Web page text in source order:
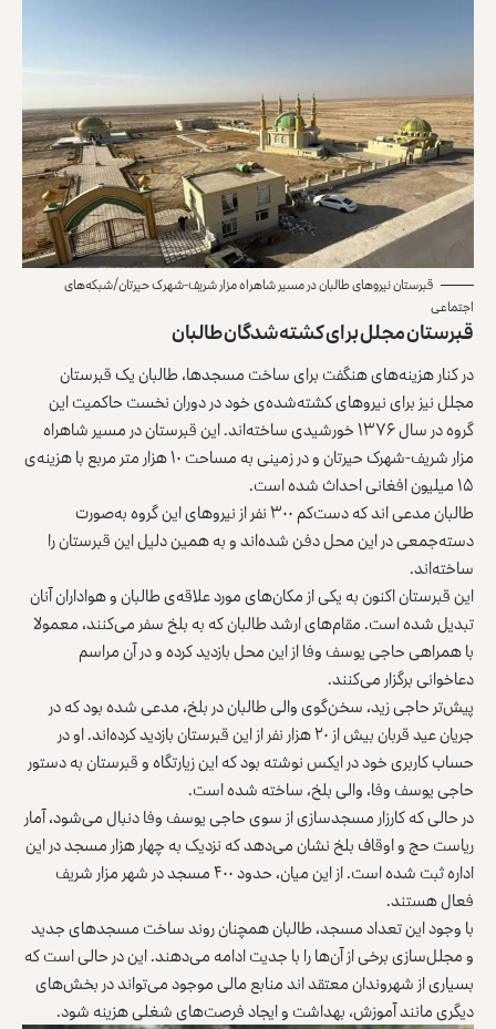
قبرستان نیروهای طالبان در مسیر شاهراه مزار شریف-شهرک حیرتان/شبکه‌های
اجتماعی
قبرستان مجلل برای کشته‌‌شدگان طالبان
در کنار هزینه‌های هنگفت برای ساخت مسجدها، طالبان یک قبرستان
مجلل نیز برای نیروهای کشته‌‌شده‌ی خود در دوران نخست حاکمیت این
گروه در سال ۱۳۷۶ خورشیدی ساخته‌اند. این قبرستان در مسیر شاهراه
مزار شریف-شهرک حیرتان و در زمینی به مساحت ۱۰ هزار متر مربع با هزینه‌ی
۱۵ میلیون افغانی احداث شده است.
طالبان مدعی‌ اند که دست‌کم ۳۰۰ نفر از نیروهای این گروه به‌‌صورت
دسته‌‌جمعی در این محل دفن شده‌اند و به همین دلیل این قبرستان را
ساخته‌اند.
این قبرستان اکنون به یکی از مکان‌های مورد علاقه‌ی طالبان و هواداران آنان
تبدیل شده است. مقام‌های ارشد طالبان که به بلخ سفر می‌کنند، معمولا
با همراهی حاجی یوسف وفا از این محل بازدید کرده و در آن مراسم
دعاخوانی برگزار می‌کنند.
پیش‌تر حاجی زید، سخن‌گوی والی طالبان در بلخ، مدعی شده بود که در
جریان عید قربان بیش از ۲۰ هزار نفر از این قبرستان بازدید کرده‌اند. او در
حساب کاربری خود در ایکس نوشته بود که این زیارتگاه و قبرستان به دستور
حاجی یوسف وفا، والی بلخ، ساخته شده است.
در حالی که کارزار مسجدسازی از سوی حاجی یوسف وفا دنبال می‌شود، آمار
ریاست حج و اوقاف بلخ نشان می‌دهد که نزدیک به چهار هزار مسجد در این
اداره ثبت شده است. از این میان، حدود ۴۰۰ مسجد در شهر مزار شریف
فعال هستند.
با وجود این تعداد مسجد، طالبان همچنان روند ساخت مسجدهای جدید
و مجلل‌‌سازی برخی از آن‌ها را با جدیت ادامه می‌دهند. این در حالی است که
بسیاری از شهروندان معتقد اند منابع مالی موجود می‌تواند در بخش‌های
دیگری مانند آموزش، بهداشت و ایجاد فرصت‌های شغلی هزینه شود.